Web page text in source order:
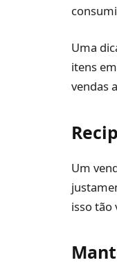
Uma
itens
vendas
Um
isso tão